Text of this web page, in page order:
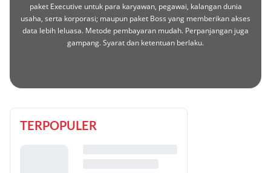
paket Executive untuk para karyawan, pegawai, kalangan dunia
usaha, serta korporasi; maupun paket Boss yang memberikan akses
data lebih leluasa. Metode pembayaran mudah. Perpanjangan juga
gampang. Syarat dan ketentuan berlaku.
TERPOPULER